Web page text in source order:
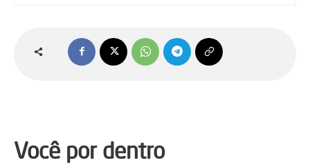
Você por dentro